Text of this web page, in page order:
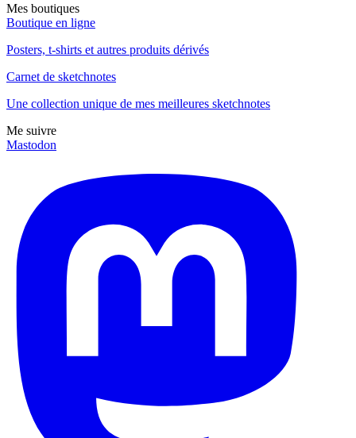
Mes boutiques
Boutique en ligne
Posters, t-shirts et autres produits dérivés
Carnet de sketchnotes
Une collection unique de mes meilleures sketchnotes
Me suivre
Mastodon